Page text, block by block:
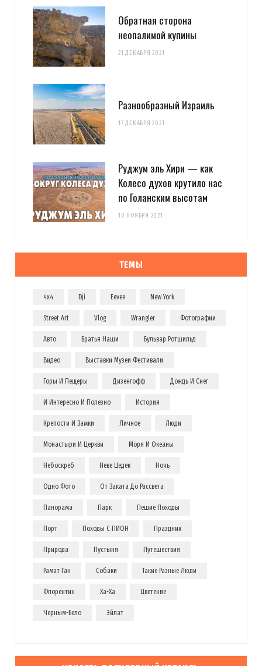
Обратная сторона
неопалимой купины
21 ДЕКАБРЯ 2021
Разнообразный Израиль
17 ДЕКАБРЯ 2021
Руджум эль Хири — как
Колесо духов крутило нас
по Голанским высотам
10 НОЯБРЯ 2021
ТЕМЫ
4x4 Dji Eevee New York
Street Art Vlog Wrangler Фотографии
Авто Братья Наши Бульвар Ротшильд
Видео Выставки Музеи Фестивали
Горы И Пещеры Дизенгофф Дождь И Снег
И Интересно И Полезно История
Крепости И Замки Личное Люди
Монастыри И Церкви Моря И Океаны
Небоскреб Неве Цедек Ночь
Одно Фото От Заката До Рассвета
Панорама Парк Пешие Походы
Порт Походы С ПИОН Праздник
Природа Пустыня Путешествия
Рамат Ган Собаки Такие Разные Люди
Флорентин Ха-Ха Цветение
Черным-Бело Эйлат